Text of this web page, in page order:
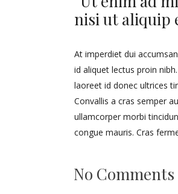
nisi ut aliquip
At imperdiet dui
id aliquet lectus proin
laoreet id donec ultrices
Convallis a cras semper
ullamcorper morbi
congue mauris. Cras
No Comments